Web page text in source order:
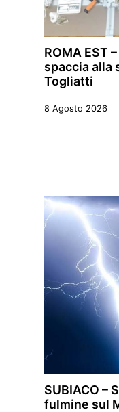
ROMA EST
spaccia alla
Togliatti
8 Agosto 2026
SUBIACO –
fulmine sul